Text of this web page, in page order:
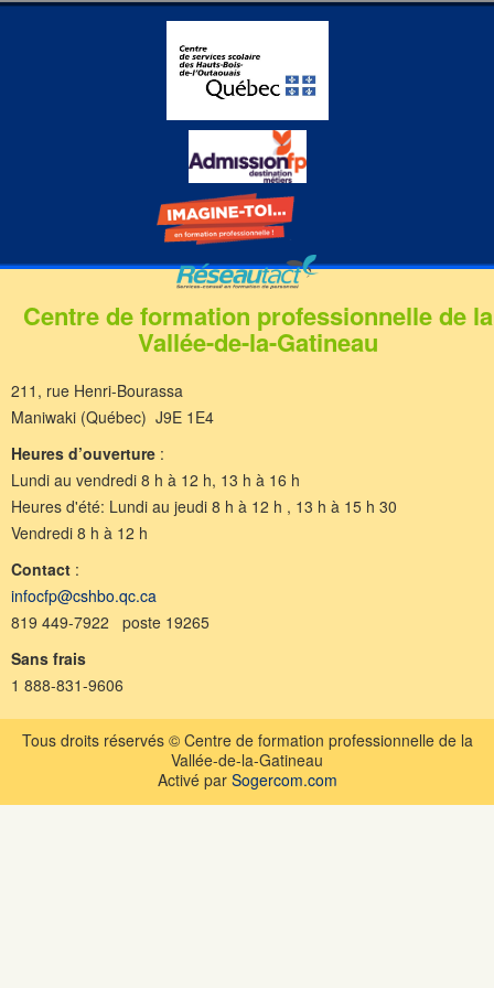
Centre de formation professionnelle de la
Vallée-de-la-Gatineau
211, rue Henri-Bourassa
Maniwaki (Québec) J9E 1E4
Heures d’ouverture :
Lundi au vendredi 8 h à 12 h, 13 h à 16 h
Heures d'été: Lundi au jeudi 8 h à 12 h , 13 h à 15 h 30
Vendredi 8 h à 12 h
Contact :
infocfp@cshbo.qc.ca
819 449-7922 poste 19265
Sans frais
1 888-831-9606
Tous droits réservés © Centre de formation professionnelle de la
Vallée-de-la-Gatineau
Activé par Sogercom.com